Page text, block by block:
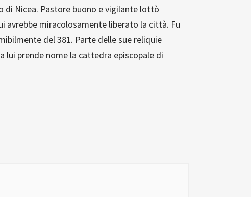
di Nicea. Pastore buono e vigilante lottò
avrebbe miracolosamente liberato la città. Fu
del 381. Parte delle sue reliquie
prende nome la cattedra episcopale di